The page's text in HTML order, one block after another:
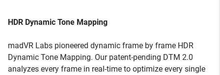
HDR Dynamic Tone Mapping
madVR Labs pioneered dynamic frame by frame HDR
Dynamic Tone Mapping. Our patent-pending DTM 2.0
analyzes every frame in real-time to optimize every single